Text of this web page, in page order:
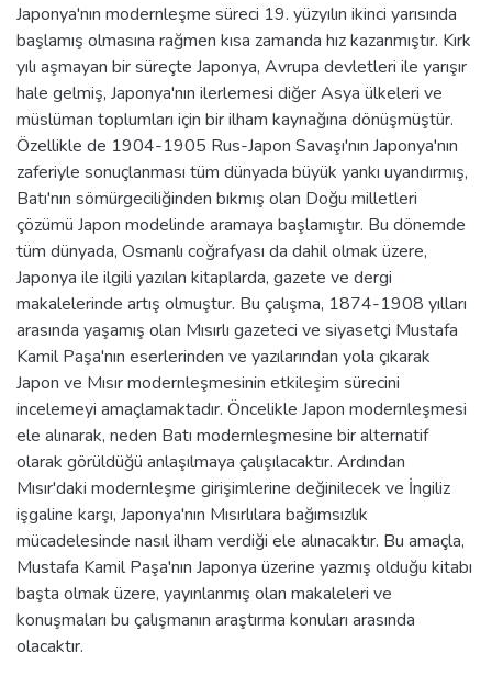
Japonya'nın modernleşme süreci 19. yüzyılın ikinci yarısında
başlamış olmasına rağmen kısa zamanda hız kazanmıştır. Kırk
yılı aşmayan bir süreçte Japonya, Avrupa devletleri ile yarışır
hale gelmiş, Japonya'nın ilerlemesi diğer Asya ülkeleri ve
müslüman toplumları için bir ilham kaynağına dönüşmüştür.
Özellikle de 1904-1905 Rus-Japon Savaşı'nın Japonya'nın
zaferiyle sonuçlanması tüm dünyada büyük yankı uyandırmış,
Batı'nın sömürgeciliğinden bıkmış olan Doğu milletleri
çözümü Japon modelinde aramaya başlamıştır. Bu dönemde
tüm dünyada, Osmanlı coğrafyası da dahil olmak üzere,
Japonya ile ilgili yazılan kitaplarda, gazete ve dergi
makalelerinde artış olmuştur. Bu çalışma, 1874-1908 yılları
arasında yaşamış olan Mısırlı gazeteci ve siyasetçi Mustafa
Kamil Paşa'nın eserlerinden ve yazılarından yola çıkarak
Japon ve Mısır modernleşmesinin etkileşim sürecini
incelemeyi amaçlamaktadır. Öncelikle Japon modernleşmesi
ele alınarak, neden Batı modernleşmesine bir alternatif
olarak görüldüğü anlaşılmaya çalışılacaktır. Ardından
Mısır'daki modernleşme girişimlerine değinilecek ve İngiliz
işgaline karşı, Japonya'nın Mısırlılara bağımsızlık
mücadelesinde nasıl ilham verdiği ele alınacaktır. Bu amaçla,
Mustafa Kamil Paşa'nın Japonya üzerine yazmış olduğu kitabı
başta olmak üzere, yayınlanmış olan makaleleri ve
konuşmaları bu çalışmanın araştırma konuları arasında
olacaktır.